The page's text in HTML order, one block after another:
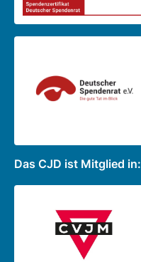
Das CJD ist Mitglied in: